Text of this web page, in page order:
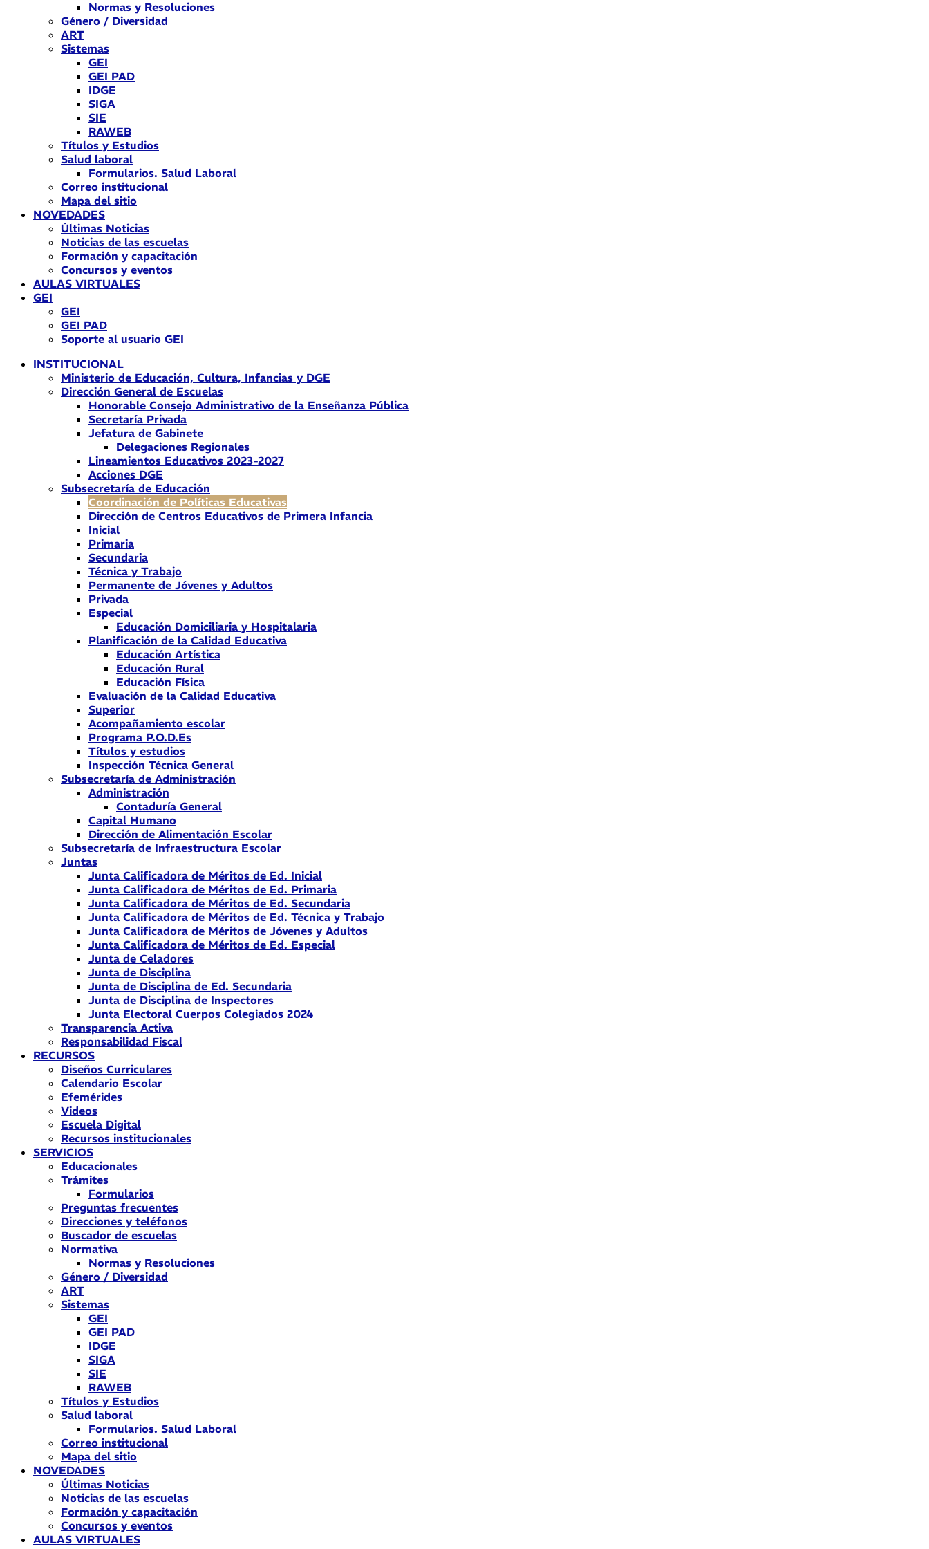
Normas y Resoluciones
Género / Diversidad
ART
Sistemas
GEI
GEI PAD
IDGE
SIGA
SIE
RAWEB
Títulos y Estudios
Salud laboral
Formularios. Salud Laboral
Correo institucional
Mapa del sitio
NOVEDADES
Últimas Noticias
Noticias de las escuelas
Formación y capacitación
Concursos y eventos
AULAS VIRTUALES
GEI
GEI
GEI PAD
Soporte al usuario GEI
INSTITUCIONAL
Ministerio de Educación, Cultura, Infancias y DGE
Dirección General de Escuelas
Honorable Consejo Administrativo de la Enseñanza Pública
Secretaría Privada
Jefatura de Gabinete
Delegaciones Regionales
Lineamientos Educativos 2023-2027
Acciones DGE
Subsecretaría de Educación
Coordinación de Políticas Educativas
Dirección de Centros Educativos de Primera Infancia
Inicial
Primaria
Secundaria
Técnica y Trabajo
Permanente de Jóvenes y Adultos
Privada
Especial
Educación Domiciliaria y Hospitalaria
Planificación de la Calidad Educativa
Educación Artística
Educación Rural
Educación Física
Evaluación de la Calidad Educativa
Superior
Acompañamiento escolar
Programa P.O.D.Es
Títulos y estudios
Inspección Técnica General
Subsecretaría de Administración
Administración
Contaduría General
Capital Humano
Dirección de Alimentación Escolar
Subsecretaría de Infraestructura Escolar
Juntas
Junta Calificadora de Méritos de Ed. Inicial
Junta Calificadora de Méritos de Ed. Primaria
Junta Calificadora de Méritos de Ed. Secundaria
Junta Calificadora de Méritos de Ed. Técnica y Trabajo
Junta Calificadora de Méritos de Jóvenes y Adultos
Junta Calificadora de Méritos de Ed. Especial
Junta de Celadores
Junta de Disciplina
Junta de Disciplina de Ed. Secundaria
Junta de Disciplina de Inspectores
Junta Electoral Cuerpos Colegiados 2024
Transparencia Activa
Responsabilidad Fiscal
RECURSOS
Diseños Curriculares
Calendario Escolar
Efemérides
Videos
Escuela Digital
Recursos institucionales
SERVICIOS
Educacionales
Trámites
Formularios
Preguntas frecuentes
Direcciones y teléfonos
Buscador de escuelas
Normativa
Normas y Resoluciones
Género / Diversidad
ART
Sistemas
GEI
GEI PAD
IDGE
SIGA
SIE
RAWEB
Títulos y Estudios
Salud laboral
Formularios. Salud Laboral
Correo institucional
Mapa del sitio
NOVEDADES
Últimas Noticias
Noticias de las escuelas
Formación y capacitación
Concursos y eventos
AULAS VIRTUALES